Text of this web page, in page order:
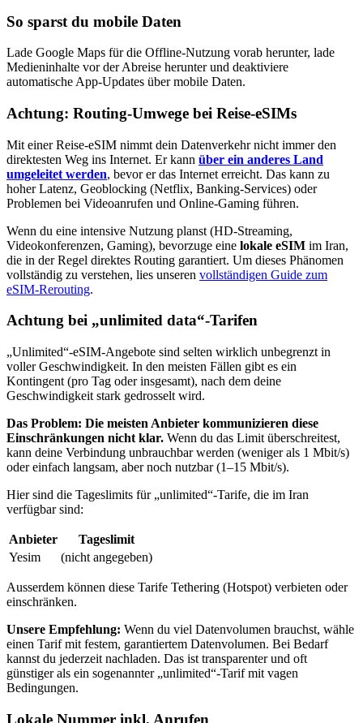
So sparst du mobile Daten
Lade Google Maps für die Offline-Nutzung vorab herunter, lade
Medieninhalte vor der Abreise herunter und deaktiviere
automatische App-Updates über mobile Daten.
Achtung: Routing-Umwege bei Reise-eSIMs
Mit einer Reise-eSIM nimmt dein Datenverkehr nicht immer den
direktesten Weg ins Internet. Er kann über ein anderes Land
umgeleitet werden, bevor er das Internet erreicht. Das kann zu
hoher Latenz, Geoblocking (Netflix, Banking-Services) oder
Problemen bei Videoanrufen und Online-Gaming führen.
Wenn du eine intensive Nutzung planst (HD-Streaming,
Videokonferenzen, Gaming), bevorzuge eine lokale eSIM im Iran,
die in der Regel direktes Routing garantiert. Um dieses Phänomen
vollständig zu verstehen, lies unseren vollständigen Guide zum
eSIM-Rerouting.
Achtung bei „unlimited data“-Tarifen
„Unlimited“-eSIM-Angebote sind selten wirklich unbegrenzt in
voller Geschwindigkeit. In den meisten Fällen gibt es ein
Kontingent (pro Tag oder insgesamt), nach dem deine
Geschwindigkeit stark gedrosselt wird.
Das Problem: Die meisten Anbieter kommunizieren diese
Einschränkungen nicht klar. Wenn du das Limit überschreitest,
kann deine Verbindung unbrauchbar werden (weniger als 1 Mbit/s)
oder einfach langsam, aber noch nutzbar (1–15 Mbit/s).
Hier sind die Tageslimits für „unlimited“-Tarife, die im Iran
verfügbar sind:
Anbieter
Tageslimit
Yesim
(nicht angegeben)
Ausserdem können diese Tarife Tethering (Hotspot) verbieten oder
einschränken.
Unsere Empfehlung: Wenn du viel Datenvolumen brauchst, wähle
einen Tarif mit festem, garantiertem Datenvolumen. Bei Bedarf
kannst du jederzeit nachladen. Das ist transparenter und oft
günstiger als ein sogenannter „unlimited“-Tarif mit vagen
Bedingungen.
Lokale Nummer inkl. Anrufen